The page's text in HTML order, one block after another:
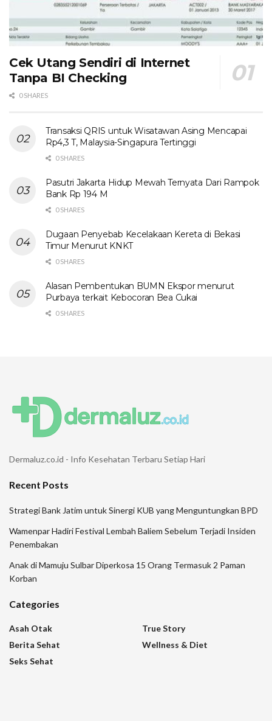
Cek Utang Sendiri di Internet
Tanpa BI Checking
0 SHARES
Transaksi QRIS untuk Wisatawan Asing Mencapai
Rp4,3 T, Malaysia-Singapura Tertinggi
0 SHARES
Pasutri Jakarta Hidup Mewah Ternyata Dari Rampok
Bank Rp 194 M
0 SHARES
Dugaan Penyebab Kecelakaan Kereta di Bekasi
Timur Menurut KNKT
0 SHARES
Alasan Pembentukan BUMN Ekspor menurut
Purbaya terkait Kebocoran Bea Cukai
0 SHARES
Dermaluz.co.id - Info Kesehatan Terbaru Setiap Hari
Recent Posts
Strategi Bank Jatim untuk Sinergi KUB yang Menguntungkan BPD
Wamenpar Hadiri Festival Lembah Baliem Sebelum Terjadi Insiden
Penembakan
Anak di Mamuju Sulbar Diperkosa 15 Orang Termasuk 2 Paman
Korban
Categories
Asah Otak
Berita Sehat
Seks Sehat
True Story
Wellness & Diet